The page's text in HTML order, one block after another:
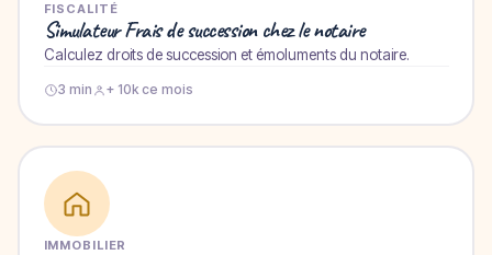
FISCALITÉ
Simulateur Frais de succession chez le notaire
Calculez droits de succession et émoluments du notaire.
3 min + 10k ce mois
IMMOBILIER